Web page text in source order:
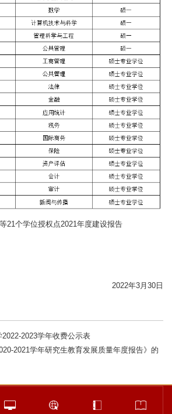
21个学位授权点2021年度建设报告
2022年3月30日
2023学年收费公示表
2021学年研究生教育发展质量年度报告》的